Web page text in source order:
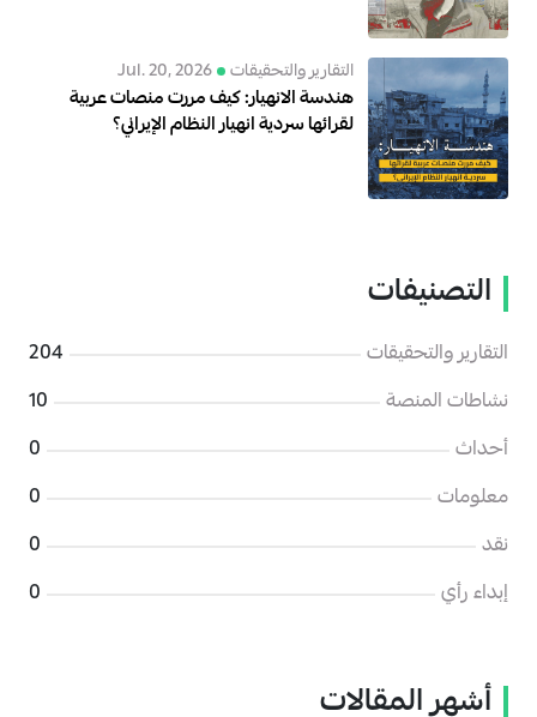
التقارير والتحقيقات Jul. 20, 2026
هندسة الانهيار: كيف مررت منصات عربية
لقرائها سردية انهيار النظام الإيراني؟
التصنيفات
التقارير والتحقيقات
204
نشاطات المنصة
10
أحداث
0
معلومات
0
نقد
0
إبداء رأي
0
أشهر المقالات